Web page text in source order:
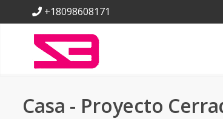
+18098608171
Casa - Proyecto